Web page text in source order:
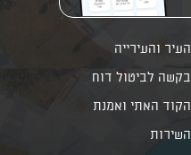
העיר והעירייה
בקשה לביטול דוח
הקוד האתי ואמנת
השירות